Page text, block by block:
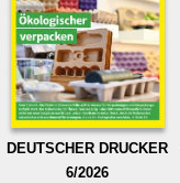
DEUTSCHER DRUCKER
6/2026